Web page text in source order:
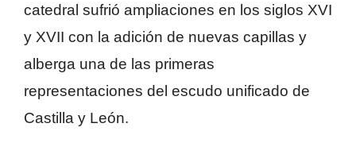
catedral sufrió ampliaciones en los siglos XVI
y XVII con la adición de nuevas capillas y
alberga una de las primeras
representaciones del escudo unificado de
Castilla y León.